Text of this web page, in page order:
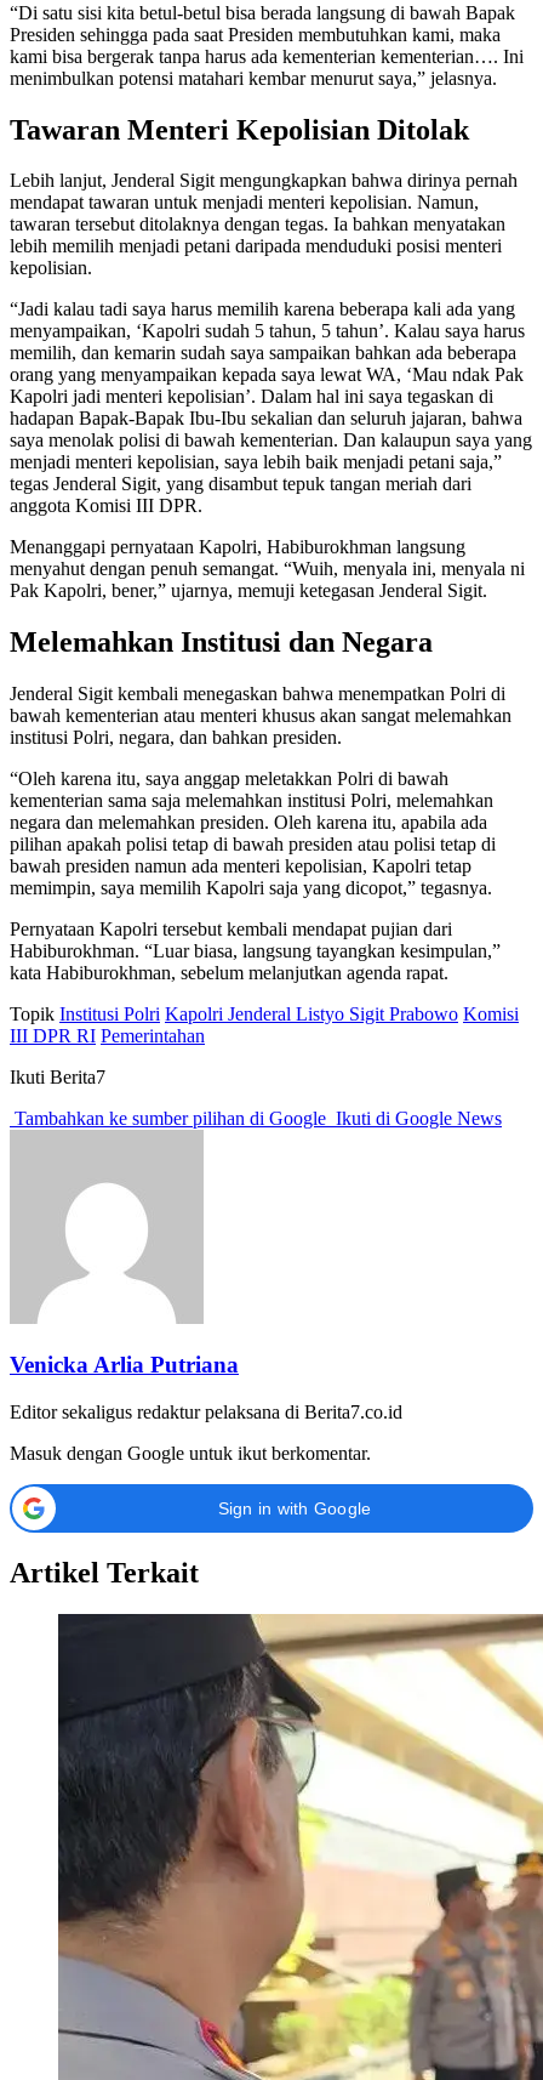
“Di satu sisi kita betul-betul bisa berada langsung di bawah Bapak
Presiden sehingga pada saat Presiden membutuhkan kami, maka
kami bisa bergerak tanpa harus ada kementerian kementerian…. Ini
menimbulkan potensi matahari kembar menurut saya,” jelasnya.
Tawaran Menteri Kepolisian Ditolak
Lebih lanjut, Jenderal Sigit mengungkapkan bahwa dirinya pernah
mendapat tawaran untuk menjadi menteri kepolisian. Namun,
tawaran tersebut ditolaknya dengan tegas. Ia bahkan menyatakan
lebih memilih menjadi petani daripada menduduki posisi menteri
kepolisian.
“Jadi kalau tadi saya harus memilih karena beberapa kali ada yang
menyampaikan, ‘Kapolri sudah 5 tahun, 5 tahun’. Kalau saya harus
memilih, dan kemarin sudah saya sampaikan bahkan ada beberapa
orang yang menyampaikan kepada saya lewat WA, ‘Mau ndak Pak
Kapolri jadi menteri kepolisian’. Dalam hal ini saya tegaskan di
hadapan Bapak-Bapak Ibu-Ibu sekalian dan seluruh jajaran, bahwa
saya menolak polisi di bawah kementerian. Dan kalaupun saya yang
menjadi menteri kepolisian, saya lebih baik menjadi petani saja,”
tegas Jenderal Sigit, yang disambut tepuk tangan meriah dari
anggota Komisi III DPR.
Menanggapi pernyataan Kapolri, Habiburokhman langsung
menyahut dengan penuh semangat. “Wuih, menyala ini, menyala ni
Pak Kapolri, bener,” ujarnya, memuji ketegasan Jenderal Sigit.
Melemahkan Institusi dan Negara
Jenderal Sigit kembali menegaskan bahwa menempatkan Polri di
bawah kementerian atau menteri khusus akan sangat melemahkan
institusi Polri, negara, dan bahkan presiden.
“Oleh karena itu, saya anggap meletakkan Polri di bawah
kementerian sama saja melemahkan institusi Polri, melemahkan
negara dan melemahkan presiden. Oleh karena itu, apabila ada
pilihan apakah polisi tetap di bawah presiden atau polisi tetap di
bawah presiden namun ada menteri kepolisian, Kapolri tetap
memimpin, saya memilih Kapolri saja yang dicopot,” tegasnya.
Pernyataan Kapolri tersebut kembali mendapat pujian dari
Habiburokhman. “Luar biasa, langsung tayangkan kesimpulan,”
kata Habiburokhman, sebelum melanjutkan agenda rapat.
Topik Institusi Polri Kapolri Jenderal Listyo Sigit Prabowo Komisi
III DPR RI Pemerintahan
Ikuti Berita7
Tambahkan ke sumber pilihan di Google Ikuti di Google News
Venicka Arlia Putriana
Editor sekaligus redaktur pelaksana di Berita7.co.id
Masuk dengan Google untuk ikut berkomentar.
Sign in with Google
Artikel Terkait